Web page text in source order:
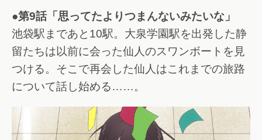
●第9話「思ってたよりつまんないみたいな」
池袋駅まであと10駅。大泉学園駅を出発した静
留たちは以前に会った仙人のスワンボートを見
つける。そこで再会した仙人はこれまでの旅路
について話し始める……。